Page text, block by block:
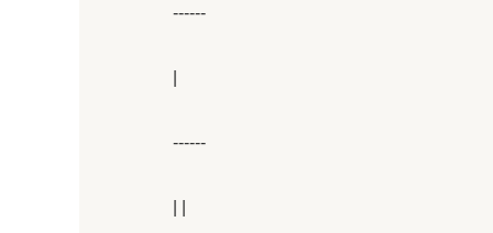
------
------